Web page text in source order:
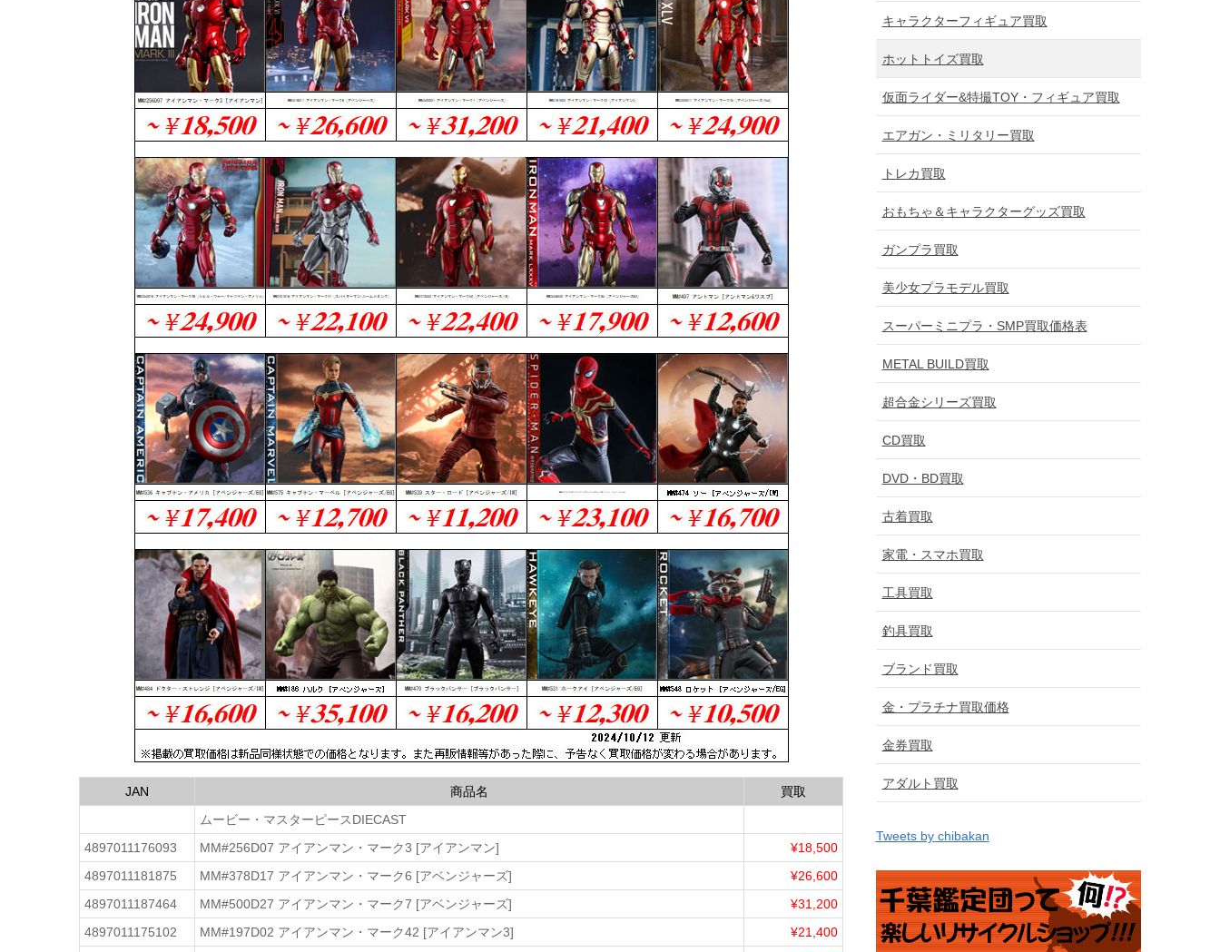
JAN 商品名
買取
ムービー・マスターピースDIECAST
4897011176093
MM#256D07 アイアンマン・マーク3 [アイアンマン]
¥18,500
4897011181875
MM#378D17 アイアンマン・マーク6 [アベンジャーズ]
¥26,600
4897011187464
MM#500D27 アイアンマン・マーク7 [アベンジャーズ]
¥31,200
4897011175102
MM#197D02 アイアンマン・マーク42 [アイアンマン3]
¥21,400
キャラクターフィギュア買取
ホットトイズ買取
仮面ライダー&特撮TOY・フィギュア買取
エアガン・ミリタリー買取
トレカ買取
おもちゃ＆キャラクターグッズ買取
ガンプラ買取
美少女プラモデル買取
スーパーミニプラ・SMP買取価格表
METAL BUILD買取
超合金シリーズ買取
CD買取
DVD・BD買取
古着買取
家電・スマホ買取
工具買取
釣具買取
ブランド買取
金・プラチナ買取価格
金券買取
アダルト買取
Tweets by chibakan